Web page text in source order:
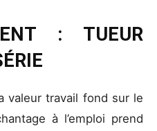
: TUEUR
valeur travail fond sur le
à l’emploi prend